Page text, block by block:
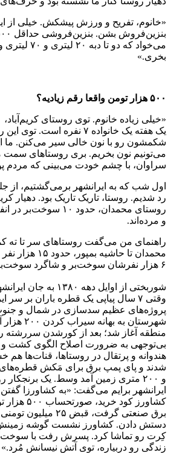
«خانوم، تفریح و ورزش پیشکش. خیلی از
می‌خواد که دو
بخری.»
۵۰۰ هزار تومن واقعا رقم زیادیه؟
یک هفته یک خانواده ۷ نفره
شکمشون رو با نون خالی سیر می‌کنن. ما
می‌تونیم نون بخریم. بری روستا‌های سمت
سراوان، با چشم خودت می‌بینی که مردم
اول شب که به ایرانشهر برمی‌گشتیم، از
رد شدیم. روستا، تاریک تاریک بود. دهیار
روستای محمدان، حدود
و مرده‌اند.
راهنمای من می‌گفت روستا‌های سر تا ته
محمدان تا حاشیه
۶ هزار نفرشان سوخت‌بر و شاگرد سوخت‌برند….
شوربختی از اوایل دهه
وقتی ۷ سال پیاپی یک قطره باران بر سر
پروژه‌های عظیم سد‌سازی در شمال و
شهرستان به
منطقه آغاز شد؛ بعد از کورشدن سررشته
بی‌توجهی به ضرورت اصلاح الگوی کشت و
هندوانه و پرتقال در روستاها، قنات‌ها هم
و ۲۰۰ متری زمین آمد وسط. یک
ایرانشهر برایم می‌گفت: «به کشاورزا
کشاورز کود
دستش دادن. کشاورز نشست گوشه
کِرت رو تماشا کرد. پسرش رفت با
زندگی رو دربیاره، توی آتش نیسانش مُرد.»